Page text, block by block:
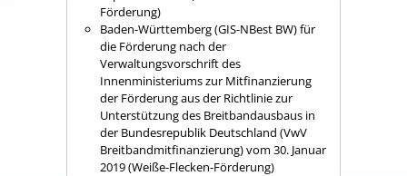
Förderung)
Baden-Württemberg (GIS-NBest BW) für
die Förderung nach der
Verwaltungsvorschrift des
Innenministeriums zur Mitfinanzierung
der Förderung aus der Richtlinie zur
Unterstützung des Breitbandausbaus in
der Bundesrepublik Deutschland (VwV
Breitbandmitfinanzierung) vom 30. Januar
2019 (Weiße-Flecken-Förderung)